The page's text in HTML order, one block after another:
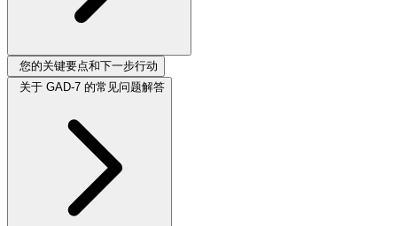
您的关键要点和下一步行动
关于 GAD-7 的常见问题解答